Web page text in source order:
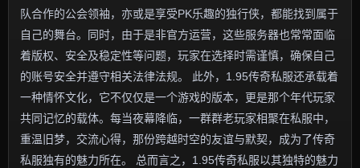
队合作的公会领袖，亦或是享受PK乐趣的独行侠，都能找到属于
自己的舞台。同时，由于是非官方运营，这些服务器也常常面临
着版权、安全及稳定性等问题，玩家在选择时需谨慎，确保自己
的账号安全并遵守相关法律法规。 此外，1.95传奇私服还承载着
一种情怀文化，它不仅仅是一个游戏的版本，更是那个年代玩家
共同记忆的载体。每当夜幕降临，一群群老玩家相聚在私服中，
重温旧梦，交流心得，那份跨越时空的友谊与默契，成为了传奇
私服独有的魅力所在。 总而言之，1.95传奇私服以其独特的魅力